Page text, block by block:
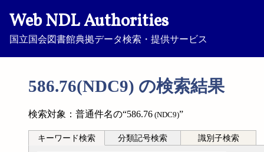
Web NDL Authorities
国立国会図書館典拠データ検索・提供サービス
586.76(NDC9) の検索結果
検索対象：普通件名の“586.76 (NDC9)”
キーワード検索 分類記号検索 識別子検索